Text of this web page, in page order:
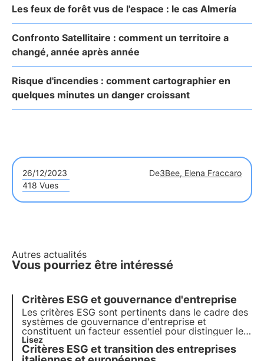
Les feux de forêt vus de l'espace : le cas Almería
Confronto Satellitaire : comment un territoire a
changé, année après année
Risque d'incendies : comment cartographier en
quelques minutes un danger croissant
26/12/2023 De3Bee, Elena Fraccaro
418 Vues
Autres actualités
Vous pourriez être intéressé
Critères ESG et gouvernance d'entreprise
Les critères ESG sont pertinents dans le cadre des
systèmes de gouvernance d'entreprise et
constituent un facteur essentiel pour distinguer les
organisations qui considèrent le développement
durable au cœur de leur modèle d'entreprise de
Lisez
Critères ESG et transition des entreprises